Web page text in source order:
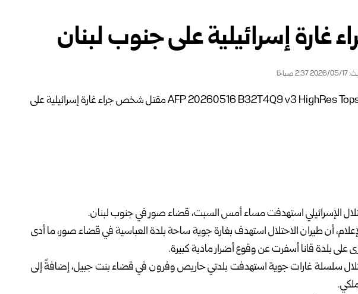
إسرائيلية على جنوب لبنان
صباحًا
الإسرائيلي استهدفت مساء أمس السبت، قضاء ‏صور في جنوب لبنان.‏
أن طيران الاحتلال استهدف بغارة جوية ساحة ‏بلدة العباسية في قضاء صور، ما أدى
بلدة ‏قانا أسفرت عن وقوع أضرار مادية كبيرة.‏
سلسلة غارات جوية استهدفت بلدتي حاريص ‏وفرون في قضاء بنت جبيل، إضافةً إلى